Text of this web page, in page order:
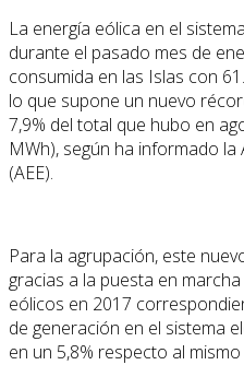
La energía eólica en el
durante el pasado mes de
consumida en las Islas con
lo que supone un nuevo
7,9% del total que hubo en
MWh), según ha informado
(AEE).
Para la agrupación, este
gracias a la puesta en
eólicos en 2017
de generación en el sistema
en un 5,8% respecto al